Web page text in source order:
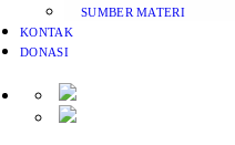
SUMBER MATERI
KONTAK
DONASI